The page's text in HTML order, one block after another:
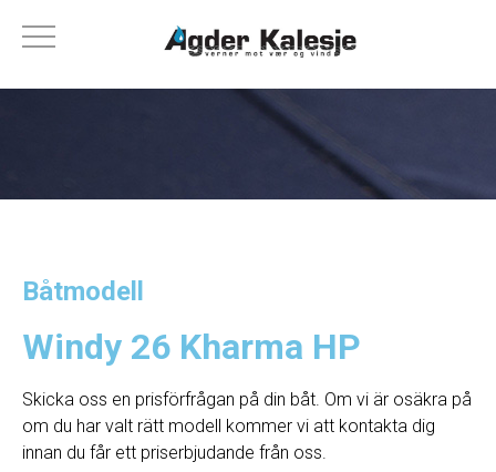
Båtmodell
Windy 26 Kharma HP
Skicka oss en prisförfrågan på din båt. Om vi ​​är osäkra på
om du har valt rätt modell kommer vi att kontakta dig
innan du får ett priserbjudande från oss.